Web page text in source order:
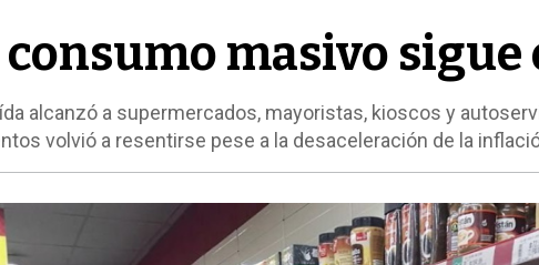
consumo masivo sigue
alcanzó a supermercados, mayoristas, kioscos y
volvió a resentirse pese a la desaceleración de la